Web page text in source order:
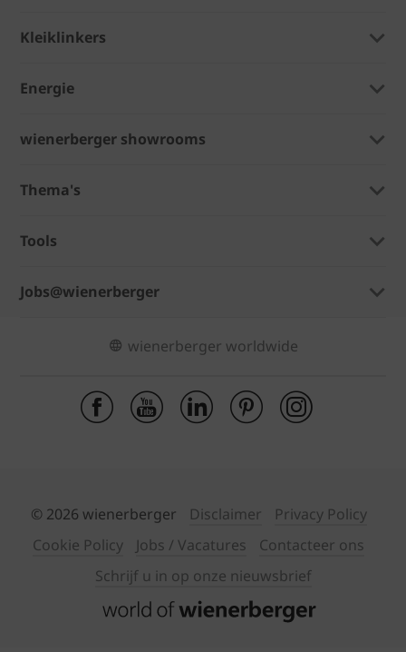
Kleiklinkers
Energie
wienerberger showrooms
Thema's
Tools
Jobs@wienerberger
wienerberger worldwide
© 2026 wienerberger Disclaimer
Privacy Policy
Cookie Policy
Jobs / Vacatures
Contacteer ons
Schrijf u in op onze nieuwsbrief